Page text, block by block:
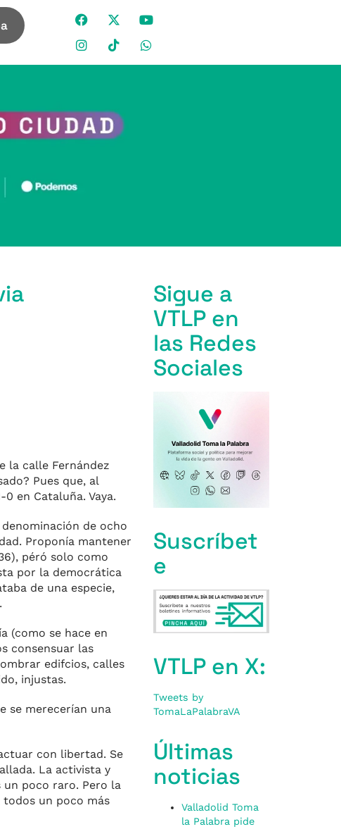
la calle Fernández
Pues que, al
en Cataluña. Vaya.
de ocho
Proponía mantener
péró solo como
por la democrática
de una especie,
(como se hace en
consensuar las
edifcios, calles
injustas.
se merecerían una
con libertad. Se
La activista y
poco raro. Pero la
todos un poco más
Sigue a
VTLP en
las Redes
Sociales
Suscríbet
e
VTLP en X:
Tweets by
TomaLaPalabraVA
Últimas
noticias
Valladolid Toma
la Palabra pide